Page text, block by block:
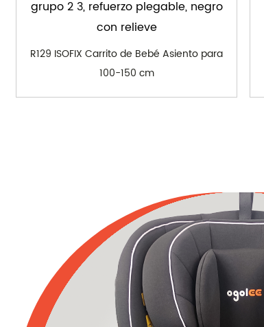
grupo 2 3, refuerzo plegable, negro
con relieve
R129 ISOFIX Carrito de Bebé Asiento para
100-150 cm